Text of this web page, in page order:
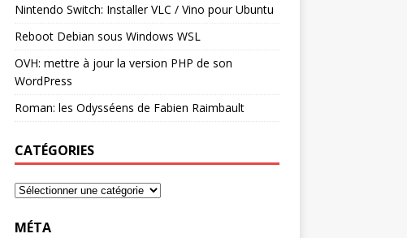
Nintendo Switch: Installer VLC / Vino pour Ubuntu
Reboot Debian sous Windows WSL
OVH: mettre à jour la version PHP de son
WordPress
Roman: les Odysséens de Fabien Raimbault
CATÉGORIES
MÉTA